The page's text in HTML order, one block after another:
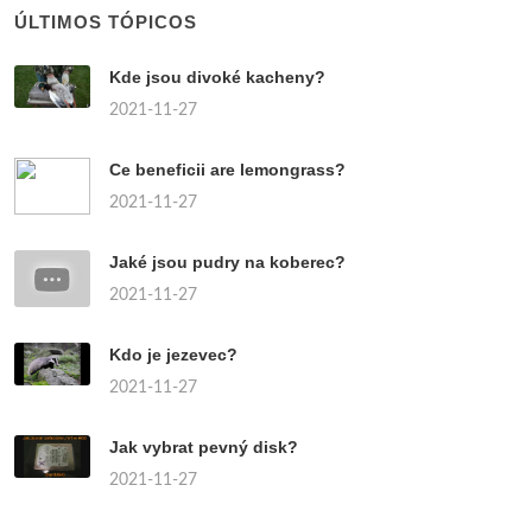
ÚLTIMOS TÓPICOS
Kde jsou divoké kacheny?
2021-11-27
Ce beneficii are lemongrass?
2021-11-27
Jaké jsou pudry na koberec?
2021-11-27
Kdo je jezevec?
2021-11-27
Jak vybrat pevný disk?
2021-11-27